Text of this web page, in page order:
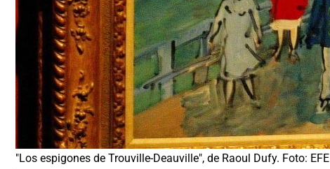
"Los espigones de Trouville-Deauville", de Raoul Dufy. Foto: EFE